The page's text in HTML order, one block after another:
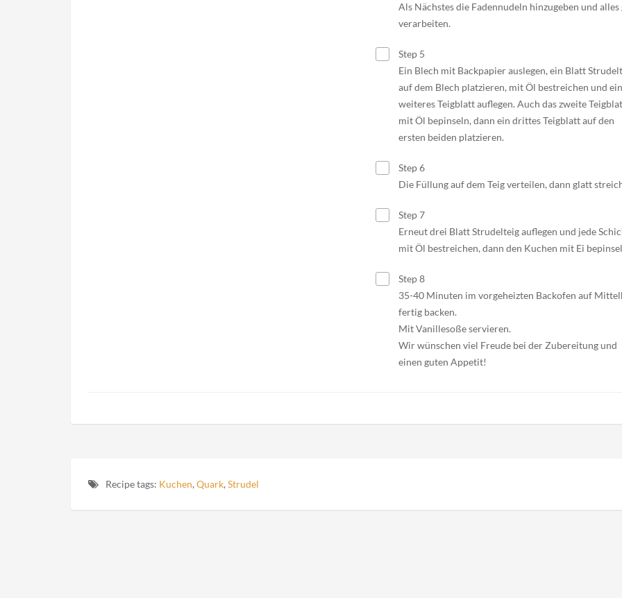
Als Nächstes die Fadennudeln hinzugeben und alles
verarbeiten.
Step 5
Ein Blech mit Backpapier auslegen, ein Blatt
auf dem Blech platzieren, mit Öl bestreichen und ein
weiteres Teigblatt auflegen. Auch das zweite
mit Öl bepinseln, dann ein drittes Teigblatt auf den
ersten beiden platzieren.
Step 6
Die Füllung auf dem Teig verteilen, dann glatt
Step 7
Erneut drei Blatt Strudelteig auflegen und jede
mit Öl bestreichen, dann den Kuchen mit Ei
Step 8
35-40 Minuten im vorgeheizten Backofen auf
fertig backen.
Mit Vanillesoße servieren.
Wir wünschen viel Freude bei der Zubereitung und
einen guten Appetit!
Recipe tags: Kuchen, Quark, Strudel